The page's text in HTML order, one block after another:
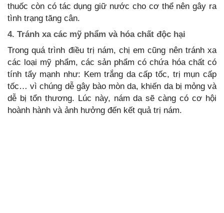
thuốc còn có tác dụng giữ nước cho cơ thể nên gây ra
tình trạng tăng cân.
4. Tránh xa các mỹ phẩm và hóa chất độc hại
Trong quá trình điều trị nám, chị em cũng nên tránh xa
các loại mỹ phẩm, các sản phẩm có chứa hóa chất có
tính tẩy mạnh như: Kem trắng da cấp tốc, trị mụn cấp
tốc… vì chúng dễ gây bào mòn da, khiến da bị mỏng và
dễ bị tổn thương. Lúc này, nám da sẽ càng có cơ hội
hoành hành và ảnh hưởng đến kết quả trị nám.